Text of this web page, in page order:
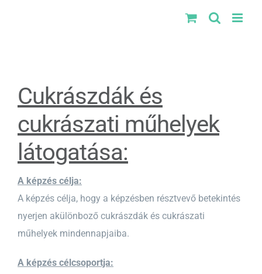
Cukrászdák és
cukrászati műhelyek
látogatása:
A képzés célja:
A képzés célja, hogy a képzésben résztvevő betekintés
nyerjen akülönboző cukrászdák és cukrászati
műhelyek mindennapjaiba.
A képzés célcsoportja: